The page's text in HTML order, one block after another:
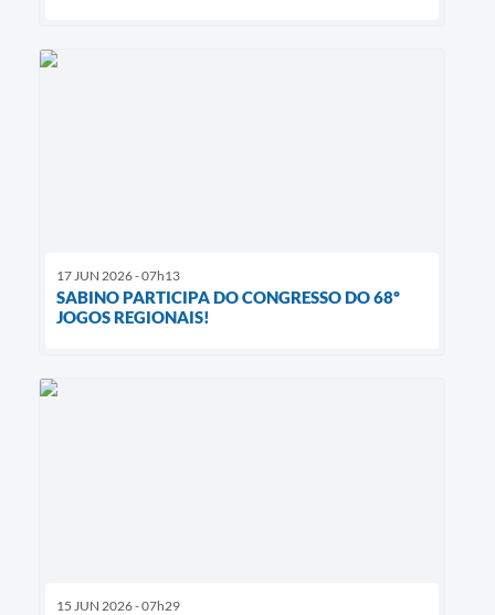
17 JUN 2026 - 07h13
SABINO PARTICIPA DO CONGRESSO DO 68º
JOGOS REGIONAIS!
15 JUN 2026 - 07h29